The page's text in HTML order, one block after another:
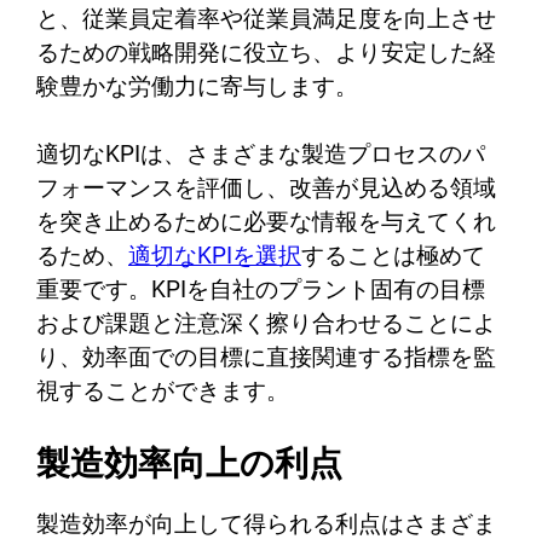
と、従業員定着率や従業員満足度を向上させ
るための戦略開発に役立ち、より安定した経
験豊かな労働力に寄与します。
適切なKPIは、さまざまな製造プロセスのパ
フォーマンスを評価し、改善が見込める領域
を突き止めるために必要な情報を与えてくれ
るため、 適切なKPIを選択することは極めて
重要です。KPIを自社のプラント固有の目標
および課題と注意深く擦り合わせることによ
り、効率面での目標に直接関連する指標を監
視することができます。
製造効率向上の利点
製造効率が向上して得られる利点はさまざま